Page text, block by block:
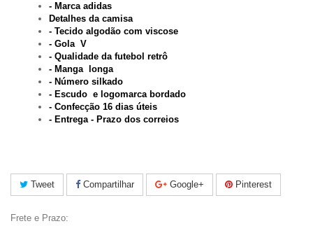
- Marca adidas
Detalhes da camisa
- Tecido algodão com viscose
- Gola V
- Qualidade da futebol retrô
- Manga longa
- Número silkado
- Escudo e logomarca bordado
- Confecção 16 dias úteis
- Entrega - Prazo dos correios
Tweet Compartilhar Google+ Pinterest
Frete e Prazo: